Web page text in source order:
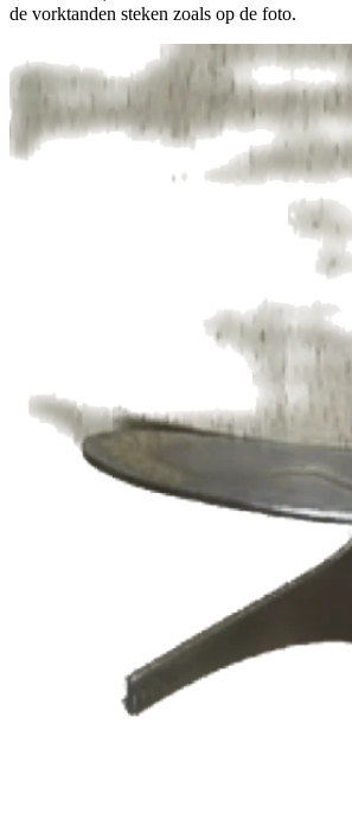
de vorktanden steken zoals op de foto.